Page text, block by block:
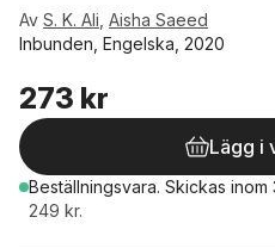
Av S. K. Ali Aisha Saeed
Inbunden, Engelska, 2020
273 kr
Lägg i
Beställningsvara. Skickas inom
249 kr.